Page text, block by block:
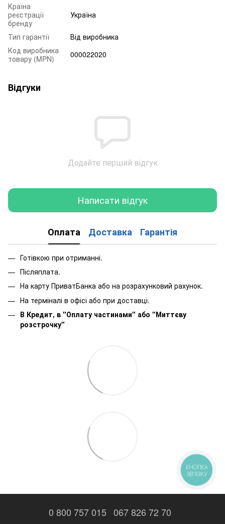
Країна
реєстрації
бренду
Україна
Тип гарантії
Від виробника
Код виробника
товару (MPN)
000022020
Відгуки
Додайте перший відгук
Написати відгук
Оплата Доставка Гарантія
Готівкою при отриманні.
Післяплата.
На карту ПриватБанка або на розрахунковий рахунок.
На терміналі в офісі або при доставці.
В Кредит, в "Оплату частинами" або "Миттєву
розстрочку"
0 800 757 015 067 826 72 70
КНОПКА
ЗВ'ЯЗКУ